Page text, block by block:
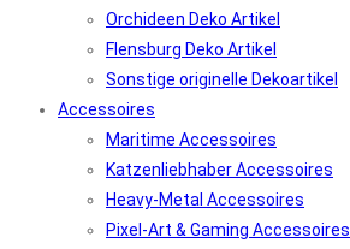
Orchideen Deko Artikel
Flensburg Deko Artikel
Sonstige originelle Dekoartikel
Accessoires
Maritime Accessoires
Katzenliebhaber Accessoires
Heavy-Metal Accessoires
Pixel-Art & Gaming Accessoires